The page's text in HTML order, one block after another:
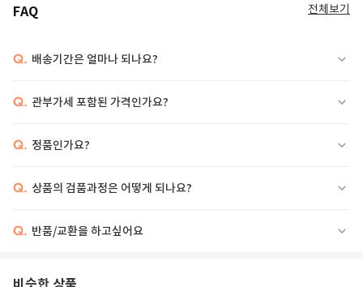
FAQ 전체보기
Q. 배송기간은 얼마나 되나요?
Q. 관부가세 포함된 가격인가요?
Q. 정품인가요?
Q. 상품의 검품과정은 어떻게 되나요?
Q. 반품/교환을 하고싶어요